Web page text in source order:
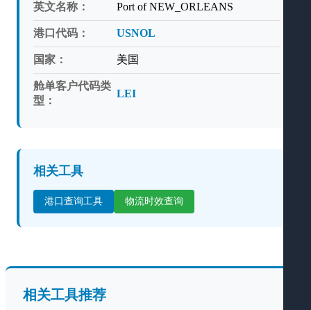
英文名称： Port of NEW_ORLEANS
港口代码： USNOL
国家： 美国
舱单客户代码类
型：
LEI
相关工具
港口查询工具 物流时效查询
相关工具推荐